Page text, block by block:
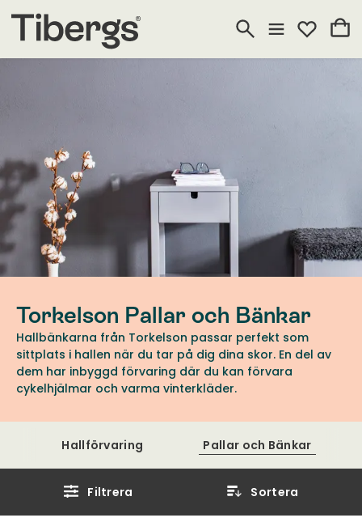
Torkelson Pallar och Bänkar
Hallbänkarna från Torkelson passar perfekt som
sittplats i hallen när du tar på dig dina skor. En del av
dem har inbyggd förvaring där du kan förvara
cykelhjälmar och varma vinterkläder.
Hallförvaring Pallar och Bänkar
Filtrera Sortera